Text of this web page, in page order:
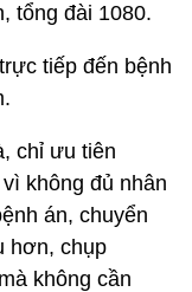
tổng đài 1080.
tiếp đến bệnh
chỉ ưu tiên
không đủ nhân
án, chuyển
hơn, chụp
không cần